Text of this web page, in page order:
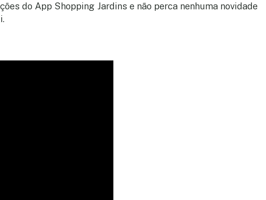
do App Shopping Jardins e não perca nenhuma novidade